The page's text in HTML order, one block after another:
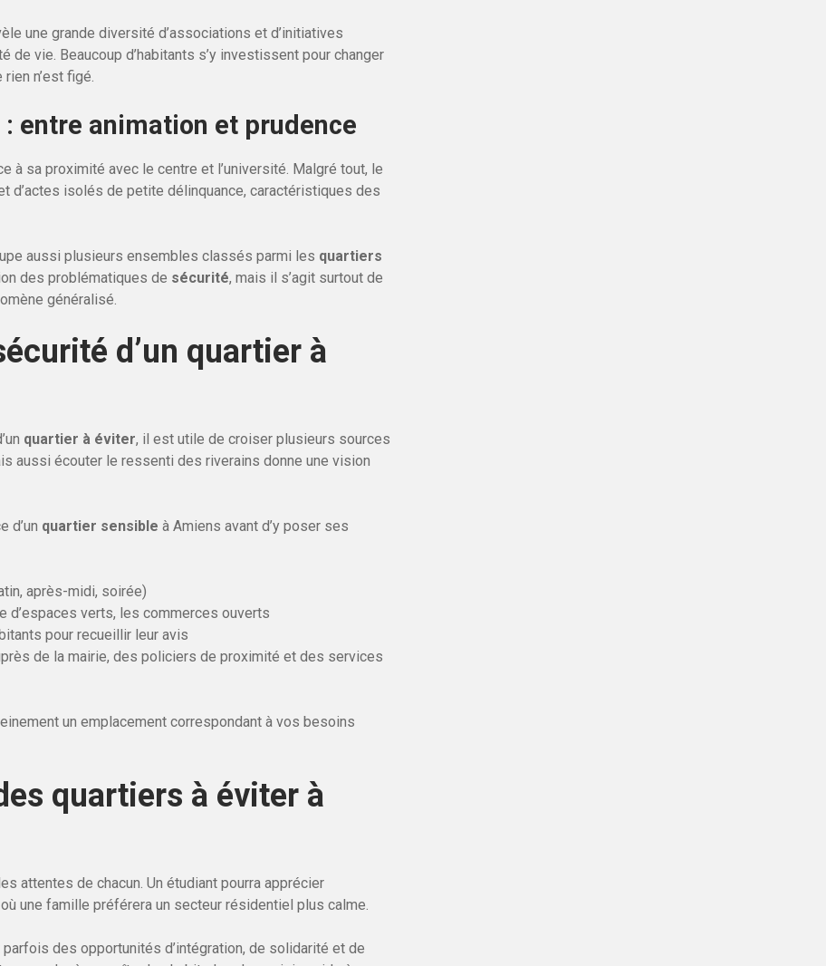
une grande diversité d’associations et d’initiatives
de vie. Beaucoup d’habitants s’y investissent pour changer
n’est figé.
entre animation et prudence
à sa proximité avec le centre et l’université. Malgré tout, le
d’actes isolés de petite délinquance, caractéristiques des
aussi plusieurs ensembles classés parmi les quartiers
des problématiques de sécurité, mais il s’agit surtout de
généralisé.
d’un quartier à
quartier à éviter, il est utile de croiser plusieurs sources
aussi écouter le ressenti des riverains donne une vision
d’un quartier sensible à Amiens avant d’y poser ses
après-midi, soirée)
d’espaces verts, les commerces ouverts
pour recueillir leur avis
de la mairie, des policiers de proximité et des services
un emplacement correspondant à vos besoins
quartiers à éviter à
attentes de chacun. Un étudiant pourra apprécier
une famille préférera un secteur résidentiel plus calme.
parfois des opportunités d’intégration, de solidarité et de